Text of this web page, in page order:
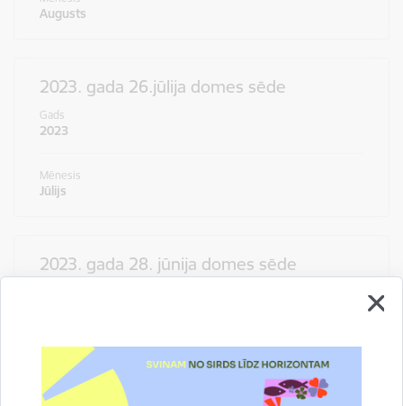
Augusts
2023. gada 26.jūlija domes sēde
Gads
2023
Mēnesis
Jūlijs
2023. gada 28. jūnija domes sēde
Jūnijs